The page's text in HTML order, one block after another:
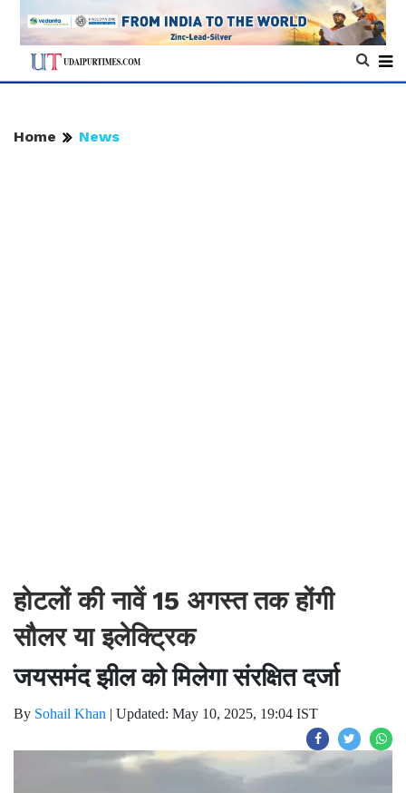
Home News
होटलों की नावें 15 अगस्त तक होंगी
सौलर या इलेक्ट्रिक
जयसमंद झील को मिलेगा संरक्षित दर्जा
By Sohail Khan | Updated: May 10, 2025, 19:04 IST